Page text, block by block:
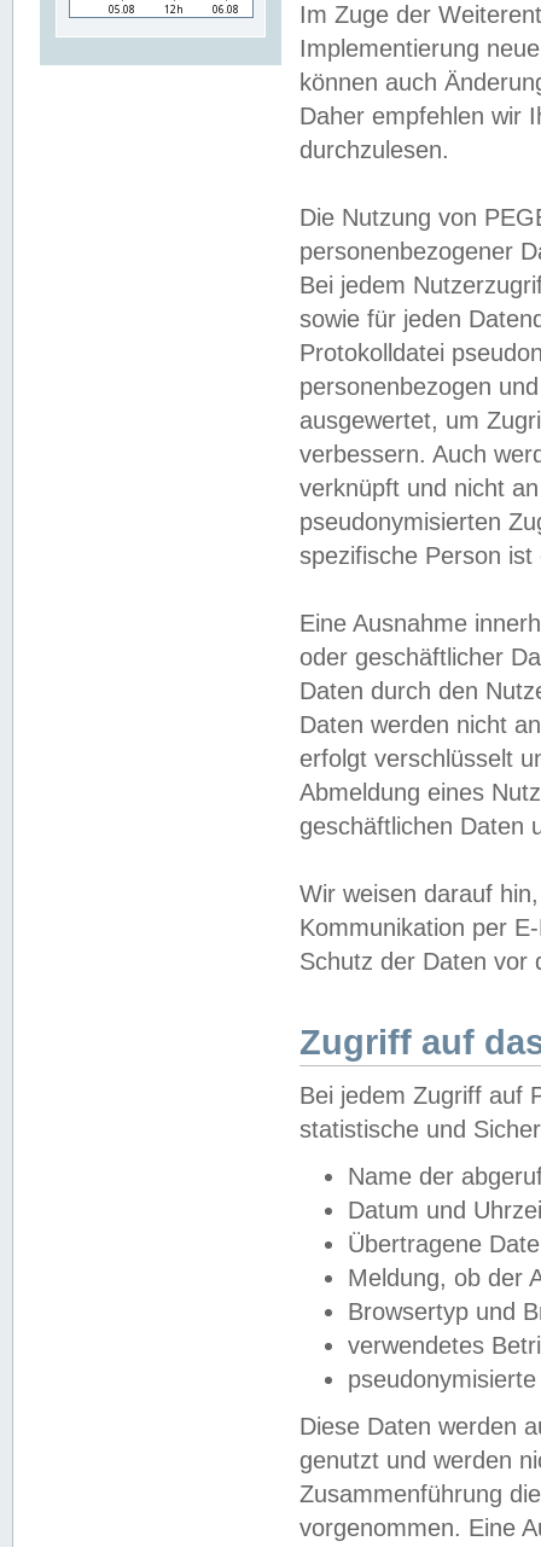
Im Zuge der
Implementierung
können auch
Daher empfehlen wir
durchzulesen.
Die Nutzung von
personenbezogener
Bei jedem
sowie für jeden
Protokolldatei
personenbezogen
ausgewertet, um
verbessern. Auch
verknüpft und nicht
pseudonymisierten
spezifische Person
Eine Ausnahme
oder geschäftlicher
Daten durch den
Daten werden nicht
erfolgt verschlüsselt
Abmeldung eines
geschäftlichen Daten
Wir weisen darauf
Kommunikation per
Schutz der Daten vor
Zugriff auf
Bei jedem Zugriff auf
statistische und
Name der
Datum und
Übertragene
Meldung, ob der
Browsertyp und
verwendetes
Diese Daten werden
genutzt und werden
Zusammenführung
vorgenommen. Eine